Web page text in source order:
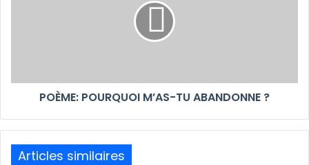
POÈME: POURQUOI M’AS-TU ABANDONNE ?
Articles similaires